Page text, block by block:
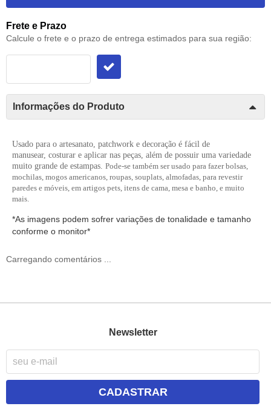
Frete e Prazo
Calcule o frete e o prazo de entrega estimados para sua região:
Informações do Produto
Usado para o artesanato , patchwork e decoração é fácil de
manusear, costurar e aplicar nas peças, além de possuir uma variedade
muito grande de estampas Pode-se também ser usado para fazer bolsas,
mochilas, mogos americanos, roupas, souplats, almofadas, para revestir
paredes e móveis, em artigos pets, itens de cama, mesa e banho, e muito
mais.
*As imagens podem sofrer variações de tonalidade e tamanho
conforme o monitor*
Carregando comentários ...
Newsletter
CADASTRAR